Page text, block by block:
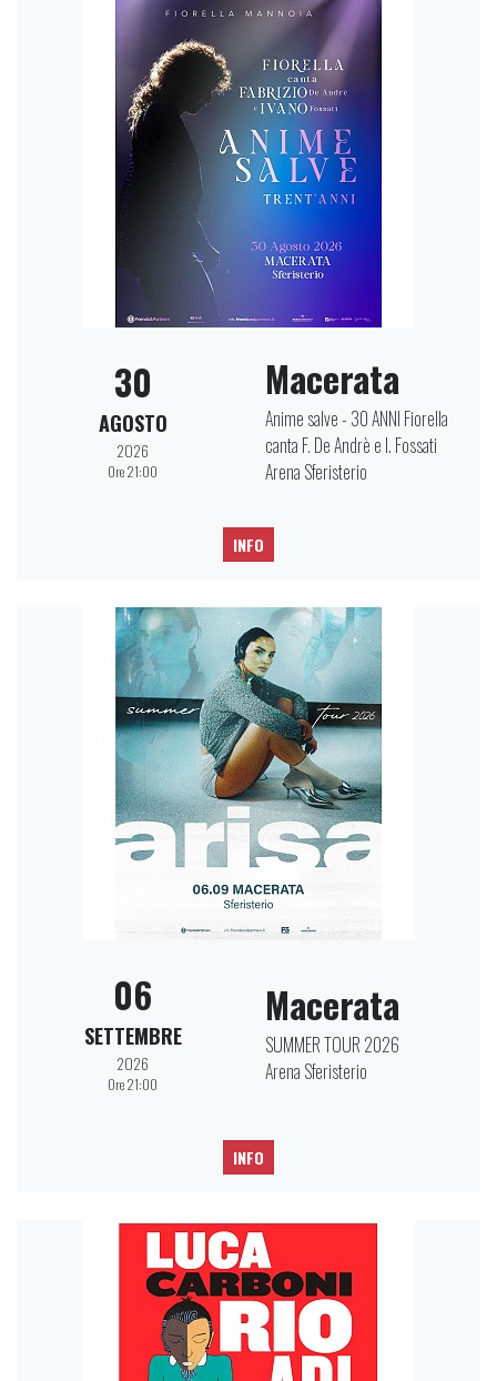
30
AGOSTO
2026
Ore 21:00
Macerata
Anime salve - 30 ANNI Fiorella
canta F. De Andrè e I. Fossati
Arena Sferisterio
INFO
06
SETTEMBRE
2026
Ore 21:00
Macerata
SUMMER TOUR 2026
Arena Sferisterio
INFO